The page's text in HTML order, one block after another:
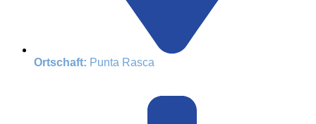
Ortschaft: Punta Rasca